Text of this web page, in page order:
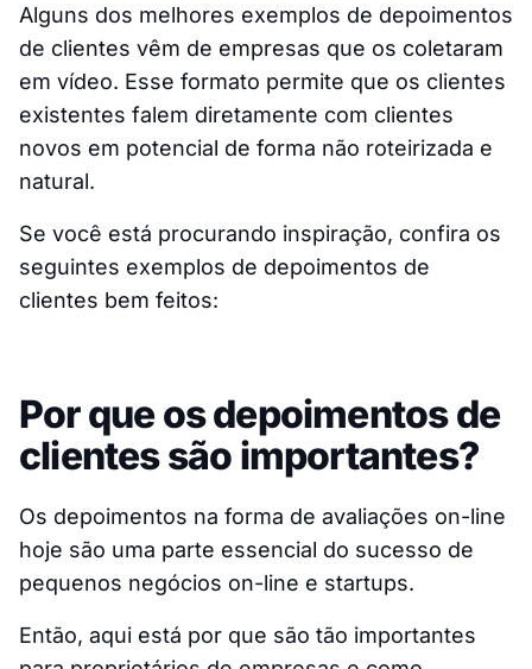
Alguns dos melhores exemplos de depoimentos
de clientes vêm de empresas que os coletaram
em vídeo. Esse formato permite que os clientes
existentes falem diretamente com clientes
novos em potencial de forma não roteirizada e
natural.
Se você está procurando inspiração, confira os
seguintes exemplos de depoimentos de
clientes bem feitos:
Por que os depoimentos de
clientes são importantes?
Os depoimentos na forma de avaliações on-line
hoje são uma parte essencial do sucesso de
pequenos negócios on-line e startups.
Então, aqui está por que são tão importantes